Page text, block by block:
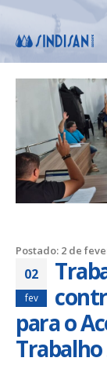
Postado: 2 de
02
fev
para o
Trabalho